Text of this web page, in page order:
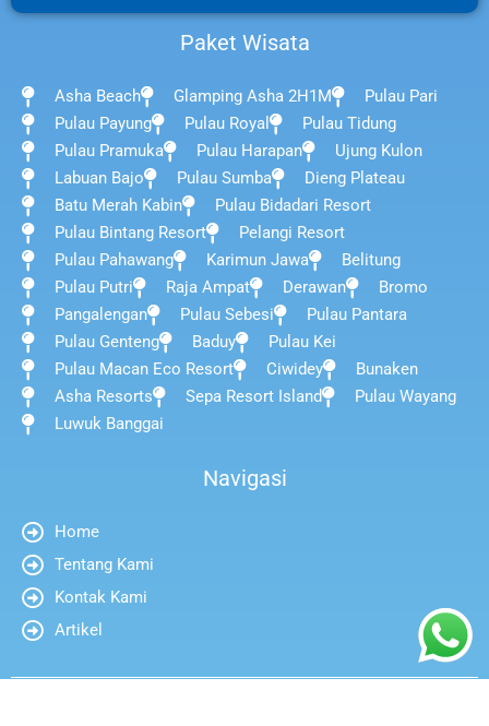
Paket Wisata
Asha Beach Glamping Asha 2H1M
Pulau Pari
Pulau Payung
Pulau Royal
Pulau Tidung
Pulau Pramuka
Pulau Harapan
Ujung Kulon
Labuan Bajo
Pulau Sumba
Dieng Plateau
Batu Merah Kabin
Pulau Bidadari Resort
Pulau Bintang Resort
Pelangi Resort
Pulau Pahawang
Karimun Jawa
Belitung
Pulau Putri
Raja Ampat Derawan
Bromo
Pangalengan
Pulau Sebesi
Pulau Pantara
Pulau Genteng
Baduy
Pulau Kei
Pulau Macan Eco Resort
Ciwidey
Bunaken
Asha Resorts
Sepa Resort Island
Pulau Wayang
Luwuk Banggai
Navigasi
Home
Tentang Kami
Kontak Kami
Artikel